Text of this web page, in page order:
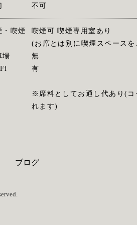
不可
・喫煙
喫煙可 喫煙専用室あり
(お席とは別に喫煙スペース
場
無
有
※席料としてお通し代あり(コ
れます)
ブログ